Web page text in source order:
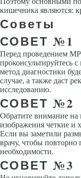
кишечника являются:
Советы
СОВЕТ №1
Перед проведением
проконсультируйтесь
метод диагностики
случае, а также даст
исследованию.
СОВЕТ №2
Обратите внимание на
изображения четкие и
Если вы заметили
врачу, чтобы повторно
необходимости.
СОВЕТ №3